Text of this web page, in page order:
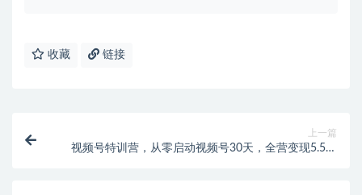
收藏 链接
上一篇
视频号特训营，从零启动视频号30天，全营变现5.5万